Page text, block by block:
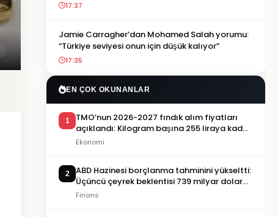
17:37
Jamie Carragher’dan Mohamed Salah yorumu:
“Türkiye seviyesi onun için düşük kalıyor”
17:35
EN ÇOK OKUNANLAR
1
TMO’nun 2026-2027 fındık alım fiyatları
açıklandı: Kilogram başına 255 liraya kadar
ödeme yapılacak
Ekonomi
2
ABD Hazinesi borçlanma tahminini yükseltti:
Üçüncü çeyrek beklentisi 739 milyar dolara
çıktı
Finans